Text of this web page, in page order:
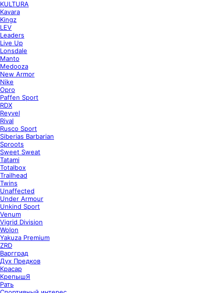
KULTURA
Kavara
Kingz
LEV
Leaders
Live Up
Lonsdale
Manto
Medooza
New Armor
Nike
Opro
Paffen Sport
RDX
Reyvel
Rival
Rusco Sport
Siberias Barbarian
Sproots
Sweet Sweat
Tatami
Totalbox
Trailhead
Twins
Unaffected
Under Armour
Unkind Sport
Venum
Vigrid Division
Wolon
Yakuza Premium
ZRD
Варгград
Дух Предков
Красар
КрепышЯ
Рать